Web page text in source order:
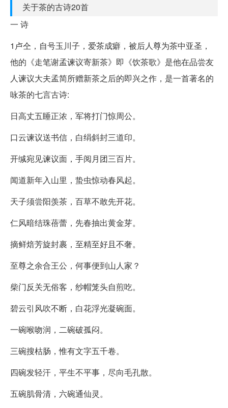
关于茶的古诗20首
一 诗
1卢仝，自号玉川子，爱茶成癖，被后人尊为茶中亚圣，
他的《走笔谢孟谏议寄新茶》即《饮茶歌》是他在品尝友
人谏议大夫孟简所赠新茶之后的即兴之作，是一首著名的
咏茶的七言古诗:
日高丈五睡正浓，军将打门惊周公。
口云谏议送书信，白绢斜封三道印。
开缄宛见谏议面，手阅月团三百片。
闻道新年入山里，蛰虫惊动春风起。
天子须尝阳羡茶，百草不敢先开花。
仁风暗结珠蓓蕾，先春抽出黄金芽。
摘鲜焙芳旋封裹，至精至好且不奢。
至尊之余合王公，何事便到山人家？
柴门反关无俗客，纱帽笼头自煎吃。
碧云引风吹不断，白花浮光凝碗面。
一碗喉吻润，二碗破孤闷。
三碗搜枯肠，惟有文字五千卷。
四碗发轻汗，平生不平事，尽向毛孔散。
五碗肌骨清，六碗通仙灵。